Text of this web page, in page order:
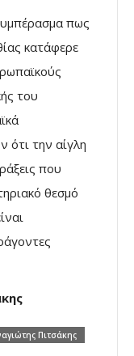
πως
κατάφερε
του
ότι την αίγλη
που
θεσμό
Πιτσάκης